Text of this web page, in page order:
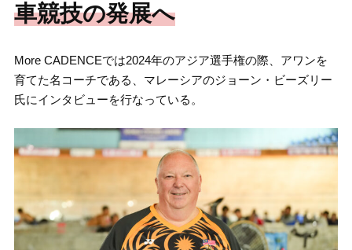
車競技の発展へ
More CADENCEでは2024年のアジア選手権の際、アワンを
育てた名コーチである、マレーシアのジョーン・ビーズリー
氏にインタビューを行なっている。